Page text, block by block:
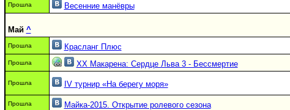
Прошла Весенние манёвры
Май ^
Прошла Красланг Плюс
Прошла ХХ Макарена: Сердце Льва 3 - Бессмертие
Прошла IV турнир «На берегу моря»
Прошла Майка-2015. Открытие ролевого сезона